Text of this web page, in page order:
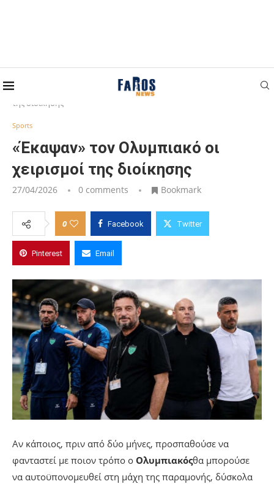
Home
«Έκαψαν» τον Ολυμπιακό οι χειρισμοί
της διοίκησης
Sports
«Έκαψαν» τον Ολυμπιακό οι
χειρισμοί της διοίκησης
27/04/2026 0 comments Bookmark
0 Facebook Twitter
Pinterest Email
Αν κάποιος, πριν από δύο μήνες, προσπαθούσε να
φανταστεί με ποιον τρόπο ο Ολυμπιακόςθα μπορούσε
να αυτοϋπονομευθεί στη μάχη της παραμονής, δύσκολα